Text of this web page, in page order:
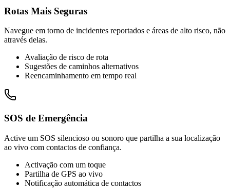
Rotas Mais Seguras
Navegue em torno de incidentes reportados e áreas de alto risco, não
através delas.
Avaliação de risco de rota
Sugestões de caminhos alternativos
Reencaminhamento em tempo real
SOS de Emergência
Active um SOS silencioso ou sonoro que partilha a sua localização
ao vivo com contactos de confiança.
Activação com um toque
Partilha de GPS ao vivo
Notificação automática de contactos